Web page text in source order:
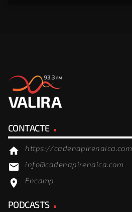
CONTACTE
home https://cadenapirenaica.com
email info@cadenapirenaica.com
location_on Encamp
PODCASTS